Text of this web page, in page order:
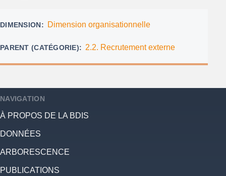
DIMENSION Dimension organisationnelle
PARENT (CATÉGORIE) 2.2. Recrutement externe
NAVIGATION
À PROPOS DE LA BDIS
DONNÉES
ARBORESCENCE
PUBLICATIONS